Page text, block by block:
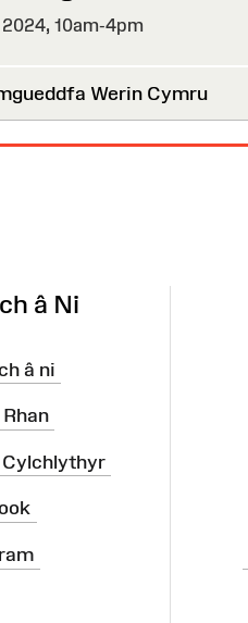
10am-4pm
Werin Cymru
â Ni
â ni